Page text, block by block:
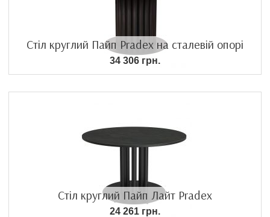
Стіл круглий Пайп Pradex на сталевій опорі
34 306 грн.
Стіл круглий Пайп Лайт Pradex
24 261 грн.